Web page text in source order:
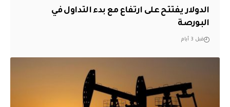
الدولار يفتتح على ارتفاع مع بدء التداول في
البورصة
قبل 3 أيام